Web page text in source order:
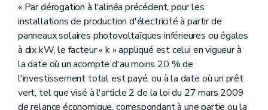
« Par dérogation à l'alinéa précédent, pour les
installations de production d'électricité à partir de
panneaux solaires photovoltaïques inférieures ou égales
à dix kW, le facteur « k » appliqué est celui en vigueur à
la date où un acompte d'au moins 20 % de
l'investissement total est payé, ou à la date où un prêt
vert, tel que visé à l'article 2 de la loi du 27 mars 2009
de relance économique, correspondant à une partie ou la